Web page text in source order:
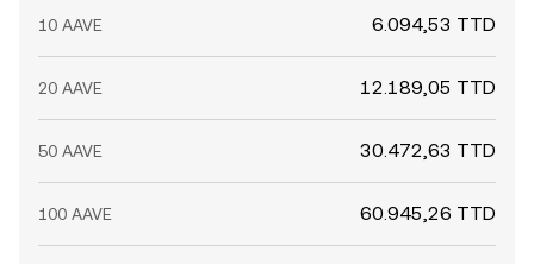
10 AAVE 6.094,53 TTD
20 AAVE 12.189,05 TTD
50 AAVE 30.472,63 TTD
100 AAVE 60.945,26 TTD